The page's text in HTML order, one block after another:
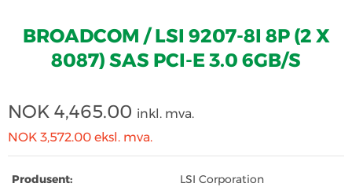
BROADCOM / LSI 9207-8I 8P (2 X
8087) SAS PCI-E 3.0 6GB/S
NOK 4,465.00 inkl. mva.
NOK 3,572.00 eksl. mva.
Produsent:
LSI Corporation